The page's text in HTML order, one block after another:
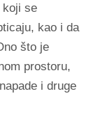
koji se
kao i da
što je
prostoru,
i druge